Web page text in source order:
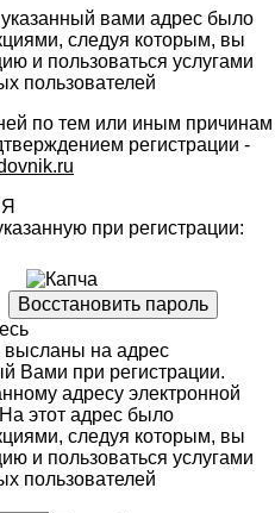
вами адрес было
следуя которым, вы
и пользоваться услугами
пользователей
по тем или иным причинам
регистрации -
при регистрации:
высланы на адрес
Вами при регистрации.
адресу электронной
этот адрес было
следуя которым, вы
и пользоваться услугами
пользователей